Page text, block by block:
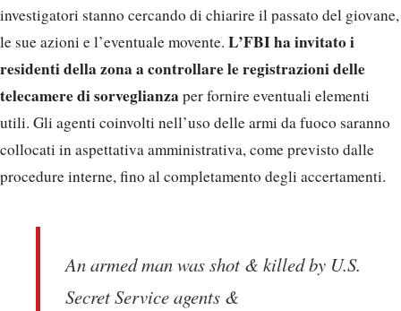
investigatori stanno cercando di chiarire il passato del giovane,
le sue azioni e l’eventuale movente. L’FBI ha invitato i
residenti della zona a controllare le registrazioni delle
telecamere di sorveglianza per fornire eventuali elementi
utili. Gli agenti coinvolti nell’uso delle armi da fuoco saranno
collocati in aspettativa amministrativa, come previsto dalle
procedure interne, fino al completamento degli accertamenti.
An armed man was shot & killed by U.S.
Secret Service agents &